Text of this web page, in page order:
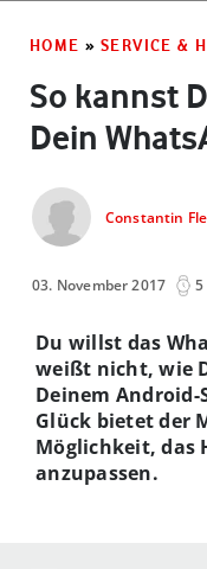
HOME » SERVICE &
So kannst
Dein
Constantin
03. November 2017 5
Du willst das
weißt nicht, wie
Deinem
Glück bietet der
Möglichkeit, das
anzupassen.